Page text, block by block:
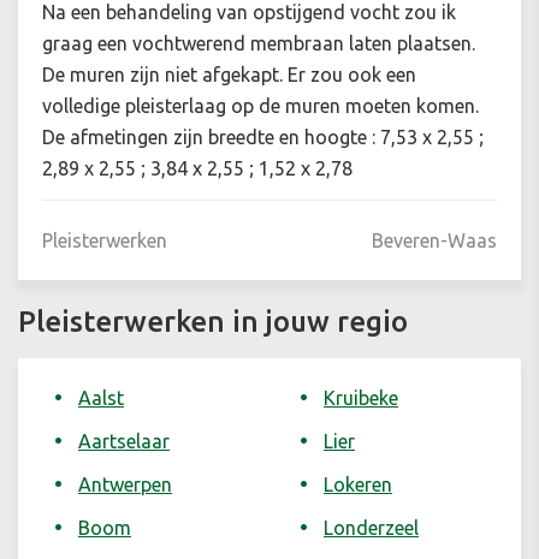
Na een behandeling van opstijgend vocht zou ik
graag een vochtwerend membraan laten plaatsen.
De muren zijn niet afgekapt. Er zou ook een
volledige pleisterlaag op de muren moeten komen.
De afmetingen zijn breedte en hoogte : 7,53 x 2,55 ;
2,89 x 2,55 ; 3,84 x 2,55 ; 1,52 x 2,78
Pleisterwerken Beveren-Waas
Pleisterwerken in jouw regio
Aalst
Aartselaar
Antwerpen
Boom
Kruibeke
Lier
Lokeren
Londerzeel